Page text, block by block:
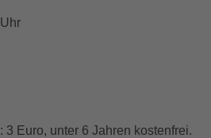
3 Euro, unter 6 Jahren kostenfrei.